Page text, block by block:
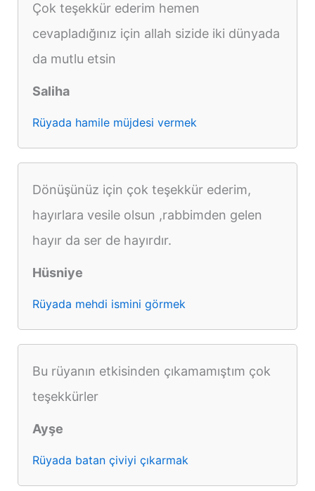
Çok teşekkür ederim hemen
cevapladığınız için allah sizide iki dünyada
da mutlu etsin
Saliha
Rüyada hamile müjdesi vermek
Dönüşünüz için çok teşekkür ederim,
hayırlara vesile olsun ,rabbimden gelen
hayır da ser de hayırdır.
Hüsniye
Rüyada mehdi ismini görmek
Bu rüyanın etkisinden çıkamamıştım çok
teşekkürler
Ayşe
Rüyada batan çiviyi çıkarmak